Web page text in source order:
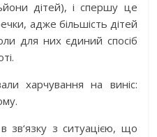
дітей), і спершу це
адже більшість дітей
для них єдиний спосіб
харчування на виніс:
зв‘язку з ситуацією, що